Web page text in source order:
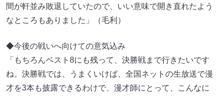
間が軒並み敗退していたので、いい意味で開き直れたよう
なところもありました」（毛利）
◆今後の戦いへ向けての意気込み
「もちろんベスト8にも残って、決勝戦まで行きたいです
ね。決勝戦では、うまくいけば、全国ネットの生放送で漫
才を3本も披露できるわけで、漫才師にとって、こんなに